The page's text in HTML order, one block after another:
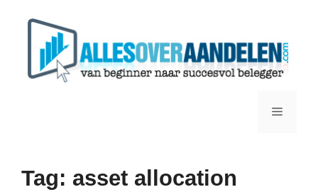
Menu
Tag: asset allocation